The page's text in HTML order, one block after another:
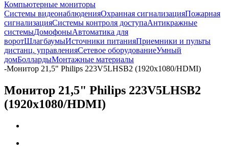
Компьютерные мониторы
Системы видеонаблюденияОхранная сигнализацияПожарная
сигнализацияСистемы контроля доступаАнтикражные
системыДомофоныАвтоматика для
воротШлагбаумыИсточники питанияПриемники и пульты
дистанц. управленияСетевое оборудованиеУмный
домБоллардыМонтажные материалы
-Монитор 21,5" Philips 223V5LHSB2 (1920х1080/HDMI)
Монитор 21,5" Philips 223V5LHSB2
(1920х1080/HDMI)